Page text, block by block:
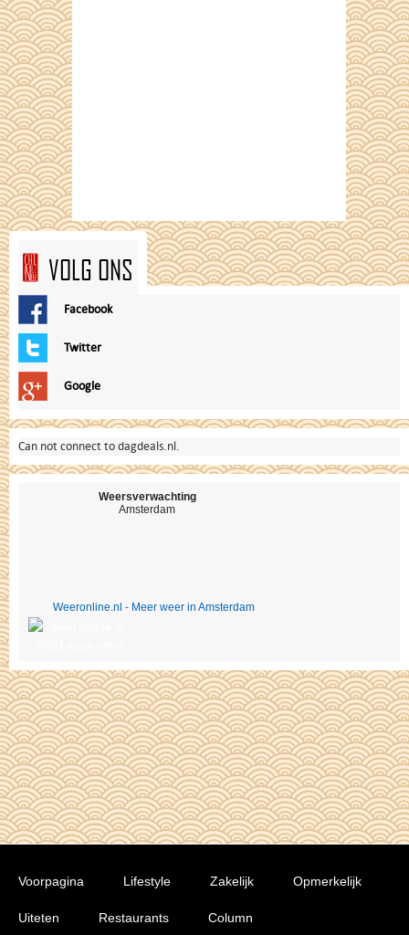
VOLG ONS
Facebook
Twitter
Google
Can not connect to dagdeals.nl.
Weersverwachting
Amsterdam
Weeronline.nl - Meer weer in Amsterdam
Voorpagina Lifestyle Zakelijk Opmerkelijk
Uiteten Restaurants Column